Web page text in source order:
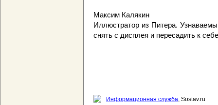
Максим Калякин
Иллюстратор из Питера.
снять с дисплея и пересадить к
Информационная служба, Sostav.ru